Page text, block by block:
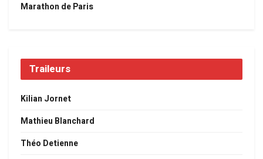
Marathon de Paris
Traileurs
Kilian Jornet
Mathieu Blanchard
Théo Detienne